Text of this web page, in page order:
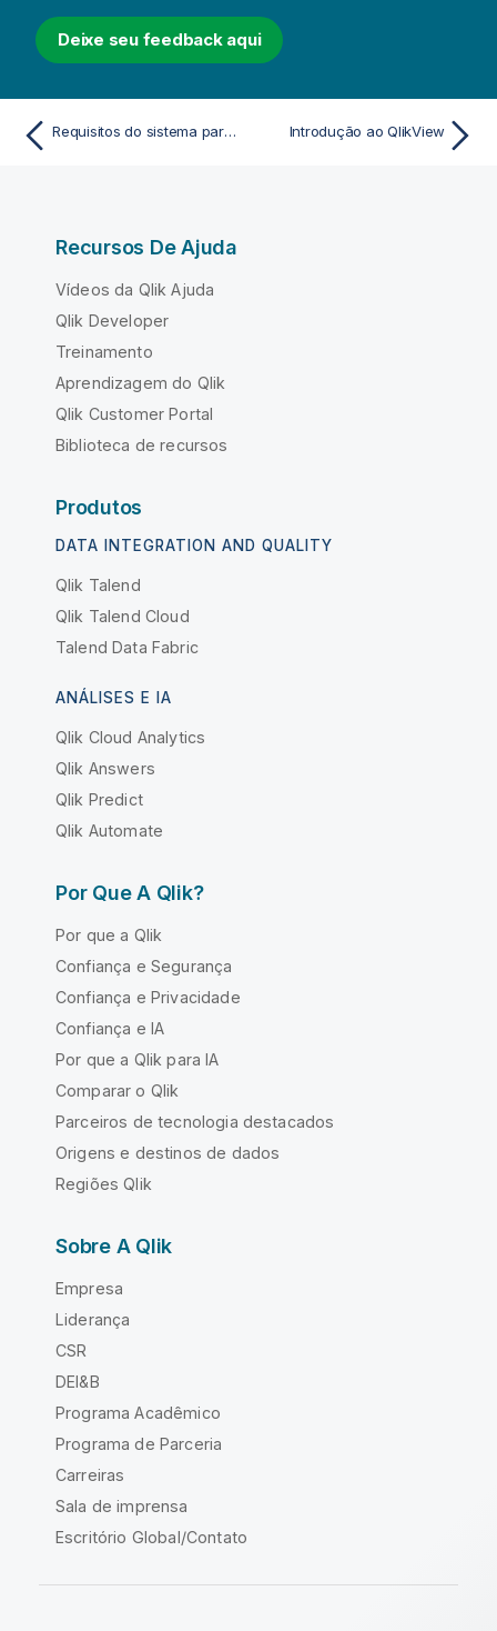
Deixe seu feedback aqui
Requisitos do sistema para o QlikView Introdução ao QlikView
Recursos De Ajuda
Vídeos da Qlik Ajuda
Qlik Developer
Treinamento
Aprendizagem do Qlik
Qlik Customer Portal
Biblioteca de recursos
Produtos
DATA INTEGRATION AND QUALITY
Qlik Talend
Qlik Talend Cloud
Talend Data Fabric
ANÁLISES E IA
Qlik Cloud Analytics
Qlik Answers
Qlik Predict
Qlik Automate
Por Que A Qlik?
Por que a Qlik
Confiança e Segurança
Confiança e Privacidade
Confiança e IA
Por que a Qlik para IA
Comparar o Qlik
Parceiros de tecnologia destacados
Origens e destinos de dados
Regiões Qlik
Sobre A Qlik
Empresa
Liderança
CSR
DEI&B
Programa Acadêmico
Programa de Parceria
Carreiras
Sala de imprensa
Escritório Global/Contato